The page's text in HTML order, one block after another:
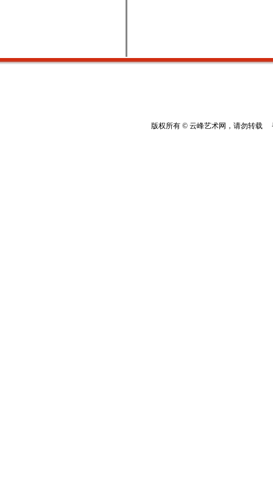
版权所有 © 云峰艺术网，请勿转载